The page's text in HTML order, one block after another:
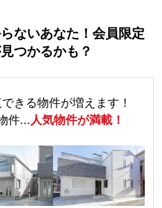
ないあなた！会員限定
つかるかも？
きる物件が増えます！
件...人気物件が満載！